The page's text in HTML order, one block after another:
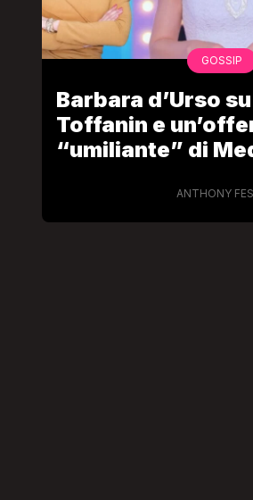
GOSSIP
Barbara d’Urso
Toffanin e
“umiliante” di
ANTHONY